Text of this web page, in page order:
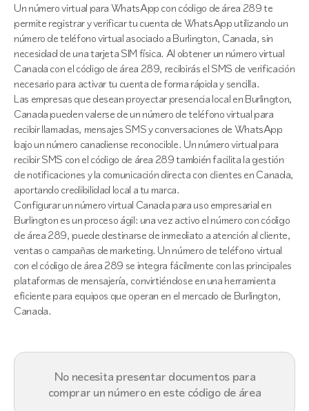
Un número virtual para WhatsApp con código de área 289 te
permite registrar y verificar tu cuenta de WhatsApp utilizando un
número de teléfono virtual asociado a Burlington, Canada, sin
necesidad de una tarjeta SIM física. Al obtener un número virtual
Canada con el código de área 289, recibirás el SMS de verificación
necesario para activar tu cuenta de forma rápida y sencilla.
Las empresas que desean proyectar presencia local en Burlington,
Canada pueden valerse de un número de teléfono virtual para
recibir llamadas, mensajes SMS y conversaciones de WhatsApp
bajo un número canadiense reconocible. Un número virtual para
recibir SMS con el código de área 289 también facilita la gestión
de notificaciones y la comunicación directa con clientes en Canada,
aportando credibilidad local a tu marca.
Configurar un número virtual Canada para uso empresarial en
Burlington es un proceso ágil: una vez activo el número con código
de área 289, puede destinarse de inmediato a atención al cliente,
ventas o campañas de marketing. Un número de teléfono virtual
con el código de área 289 se integra fácilmente con las principales
plataformas de mensajería, convirtiéndose en una herramienta
eficiente para equipos que operan en el mercado de Burlington,
Canada.
No necesita presentar documentos para
comprar un número en este código de área